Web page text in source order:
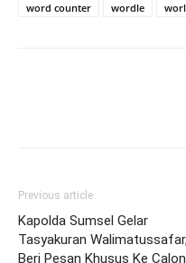
word counter
wordle
Previous article
Kapolda Sumsel Gelar
Tasyakuran Walimatussafar,
Beri Pesan Khusus Ke Calon